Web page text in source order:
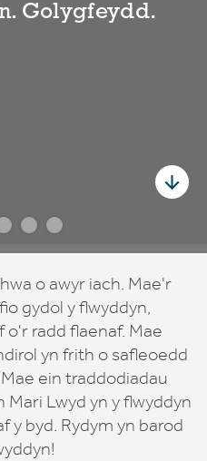
Golygfeydd.
o awyr iach. Mae'r
gydol y flwyddyn,
radd flaenaf. Mae
yn frith o safleoedd
ein traddodiadau
Mari Lwyd yn y flwyddyn
y byd. Rydym yn barod